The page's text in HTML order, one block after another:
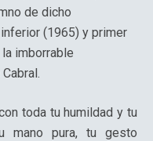
de dicho
(1965) y primer
imborrable
toda tu humildad y tu
mano pura, tu gesto